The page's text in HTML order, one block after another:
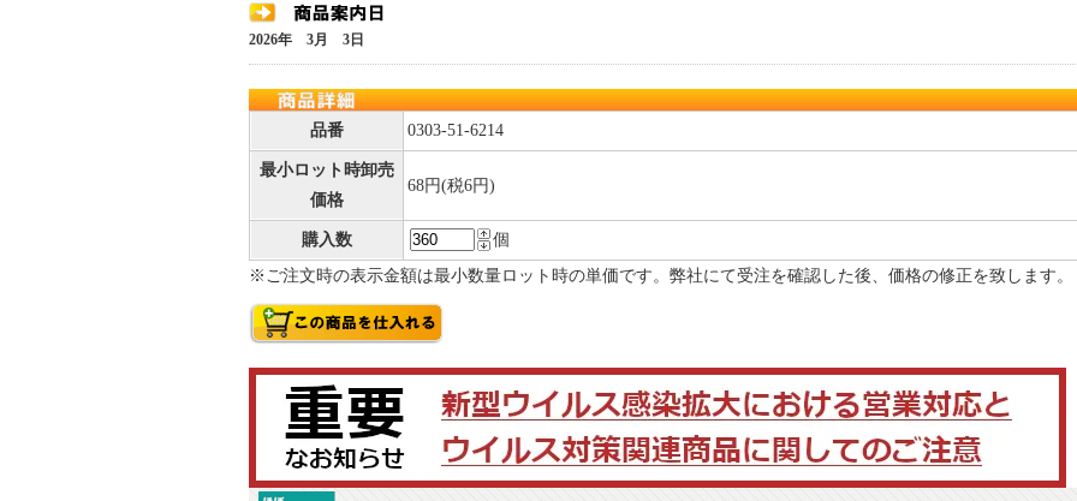
2026年 3月 3日
品番 0303-51-6214
最小ロット時卸売
価格
68円(税6円)
購入数
個
※ご注文時の表示金額は最小数量ロット時の単価です。弊社にて受注を確認した後、価格の修正を致します。